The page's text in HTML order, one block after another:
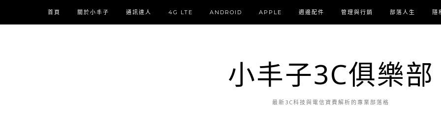
首頁 關於小丰子 通訊達人 4G LTE ANDROID APPLE 週邊配件 管理與行銷 部落人生 隱
小丰子3C俱樂部
最新3C科技與電信資費解析的專業部落格